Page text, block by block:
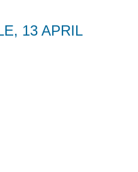
13 APRIL